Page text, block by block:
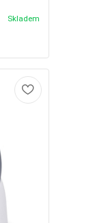
Skladem